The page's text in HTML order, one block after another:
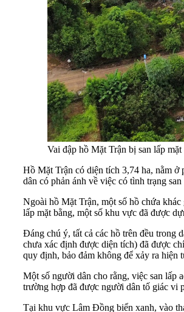
Vai đập hồ Mặt Trận bị san lấp
Hồ Mặt Trận có diện tích 3,74 ha, nằm
dân có phản ánh về việc có tình trạng
Ngoài hồ Mặt Trận, một số hồ chứa
lấp mặt bằng, một số khu vực đã được
Đáng chú ý, tất cả các hồ trên đều trong
chưa xác định được diện tích) đã được
quy định, bảo đảm không để xảy ra hiện
Một số người dân cho rằng, việc san lấp
trường hợp đã được người dân tố giác vi
Tại khu vực Lâm Đồng biển xanh, vào